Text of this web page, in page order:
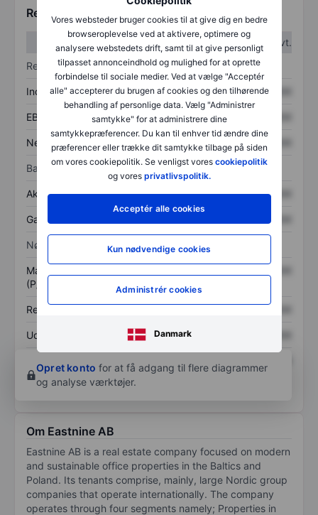
Vores websteder bruger cookies til at give dig en bedre
browseroplevelse ved at aktivere, optimere og
analysere webstedets drift, samt til at give personligt
tilpasset annonceindhold og mulighed for at oprette
forbindelse til sociale medier. Ved at vælge "Acceptér
alle" accepterer du brugen af cookies og den tilhørende
behandling af personlige data. Vælg "Administrer
samtykke" for at administrere dine
samtykkepræferencer. Du kan til enhver tid ændre dine
præferencer eller trække dit samtykke tilbage på siden
om vores cookiepolitik. Se venligst vores cookiepolitik
og vores privatlivspolitik.
Acceptér alle cookies
Kun nødvendige cookies
Administrér cookies
Danmark
Regnskabstal
1. kvt.
2. kvt.
Resultatopgørelse
Indtægter XXXXXXX XXXXXXX
EBITDA XXXXXXX
Nettoresultat XXXXXXX XXXXXXX
Balance
Aktiver i alt XXXXXXX XXXXXXX
Gæld XXXXXXX
Nøgletal
Markedsværdi/omsætning
(P/S)
Resultat pr. aktie (EPS)
Udbytte pr. aktie XXXXXXX
Opret konto for at få adgang til flere diagrammer
og analyse værktøjer.
Om Eastnine AB
Eastnine AB is a real estate company focused on modern
and sustainable office properties in the Baltics and
Poland. Its tenants comprise, mainly, large Nordic group
companies that operate internationally. The company
operates through four segments namely; Properties in